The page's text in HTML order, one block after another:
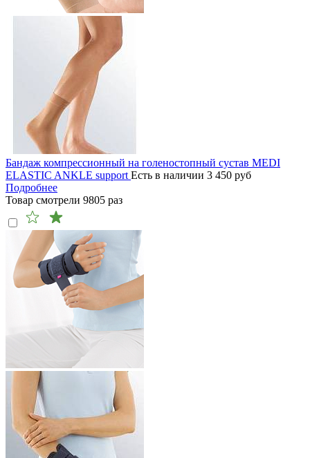
Бандаж компрессионный на голеностопный сустав MEDI
ELASTIC ANKLE support Есть в наличии 3 450 руб
Подробнее
Товар смотрели 9805 раз